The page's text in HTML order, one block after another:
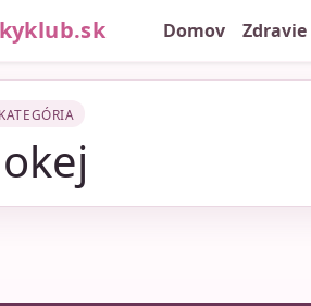
Domov Zdravie
KATEGÓRIA